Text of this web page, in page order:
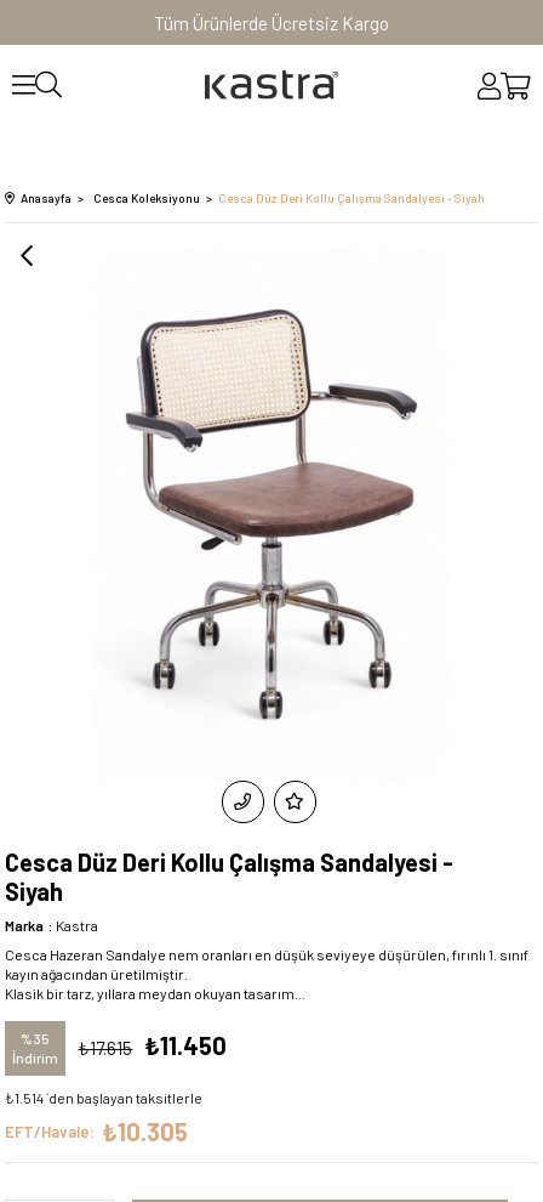
Tüm Ürünlerde Ücretsiz Kargo
Anasayfa Cesca Koleksiyonu Cesca Düz Deri Kollu Çalışma Sandalyesi - Siyah
Cesca Düz Deri Kollu Çalışma Sandalyesi -
Siyah
Marka : Kastra
Cesca Hazeran Sandalye nem oranları en düşük seviyeye düşürülen, fırınlı 1. sınıf
kayın ağacından üretilmiştir.
Klasik bir tarz, yıllara meydan okuyan tasarım...
%35
İndirim
₺17.615 ₺11.450
₺1.514`den başlayan taksitlerle
EFT/Havale: ₺10.305